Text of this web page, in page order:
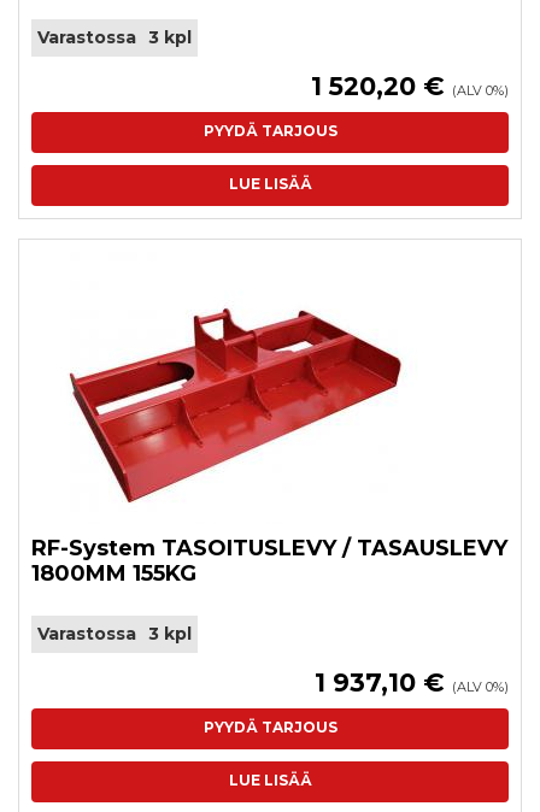
Varastossa 3 kpl
1 520,20 € (ALV 0%)
PYYDÄ TARJOUS
LUE LISÄÄ
RF-System TASOITUSLEVY / TASAUSLEVY
1800MM 155KG
Varastossa 3 kpl
1 937,10 € (ALV 0%)
PYYDÄ TARJOUS
LUE LISÄÄ